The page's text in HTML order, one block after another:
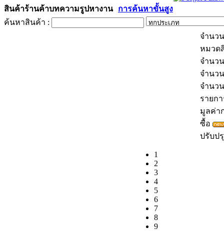
สินค้าร้านค้าบทความรูปหางาน
การค้นหาขั้นสูง
ค้นหาสินค้า :
จำนว
หมวด
จำนว
จำนว
จำนวน
รายก
มูลค่า
ซื้อ
ปรับป
1
2
3
4
5
6
7
8
9